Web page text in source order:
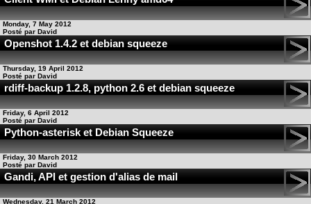
Monday, 7 May 2012
Posté par David
Openshot 1.4.2 et debian squeeze
Thursday, 19 April 2012
Posté par David
rdiff-backup 1.2.8, python 2.6 et debian squeeze
Friday, 6 April 2012
Posté par David
Python-asterisk et Debian Squeeze
Friday, 30 March 2012
Posté par David
Gandi, API et gestion d'alias de mail
Wednesday, 21 March 2012